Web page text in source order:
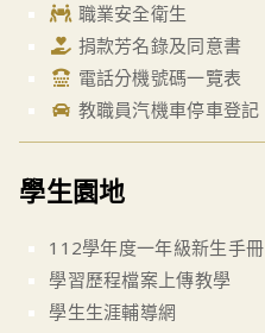
職業安全衛生
捐款芳名錄及同意書
電話分機號碼一覽表
教職員汽機車停車登記
學生園地
112學年度一年級新生手冊
學習歷程檔案上傳教學
學生生涯輔導網